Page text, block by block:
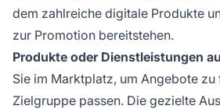
dem zahlreiche digitale Produkte
zur Promotion bereitstehen.
Produkte oder Dienstleistungen
Sie im Marktplatz, um Angebote
Zielgruppe passen. Die gezielte